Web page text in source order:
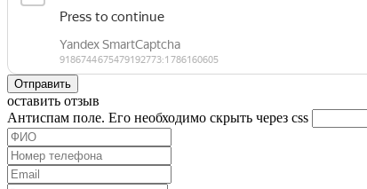
Отправить
оставить отзыв
Антиспам поле. Его необходимо скрыть через css